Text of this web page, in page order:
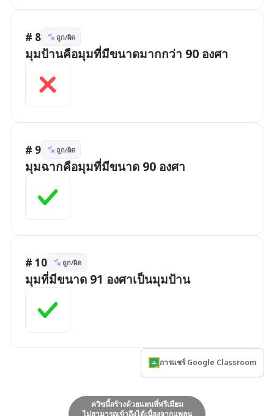
# 8 ถูก/ผิด
มุมป้านคือมุมที่มีขนาดมากกว่า 90 องศา
# 9 ถูก/ผิด
มุมฉากคือมุมที่มีขนาด 90 องศา
# 10 ถูก/ผิด
มุมที่มีขนาด 91 องศาเป็นมุมป้าน
การแชร์ Google Classroom
ควิซนี้สร้างด้วยแผนที่พรีเมียม
ไม่สามารถเข้าถึงได้เนื่องจากแพลน